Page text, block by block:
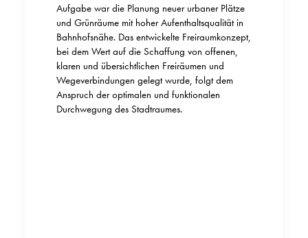
Aufgabe war die Planung neuer urbaner Plätze
und Grünräume mit hoher Aufenthaltsqualität in
Bahnhofsnähe. Das entwickelte Freiraumkonzept,
bei dem Wert auf die Schaffung von offenen,
klaren und übersichtlichen Freiräumen und
Wegeverbindungen gelegt wurde, folgt dem
Anspruch der optimalen und funktionalen
Durchwegung des Stadtraumes.